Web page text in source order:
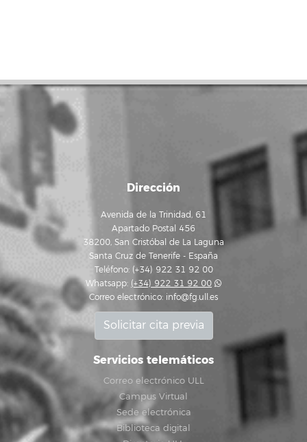
Dirección
Avenida de la Trinidad, 61
Apartado Postal 456
38200, San Cristóbal de La Laguna
Santa Cruz de Tenerife - España
Teléfono: (+34) 922 31 92 00
Whatsapp: (+34) 922 31 92 00
Correo electrónico: info@fg.ull.es
Solicitar cita previa
Servicios telemáticos
Correo electrónico ULL
Campus Virtual
Sede electrónica
Biblioteca digital